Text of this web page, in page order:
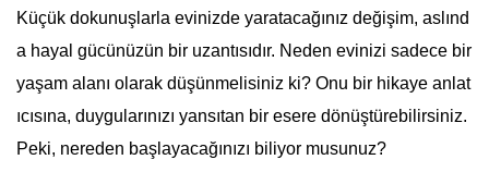
Küçük dokunuşlarla evinizde yaratacağınız değişim, aslınd
a hayal gücünüzün bir uzantısıdır. Neden evinizi sadece bir
yaşam alanı olarak düşünmelisiniz ki? Onu bir hikaye anlat
ıcısına, duygularınızı yansıtan bir esere dönüştürebilirsiniz.
Peki, nereden başlayacağınızı biliyor musunuz?